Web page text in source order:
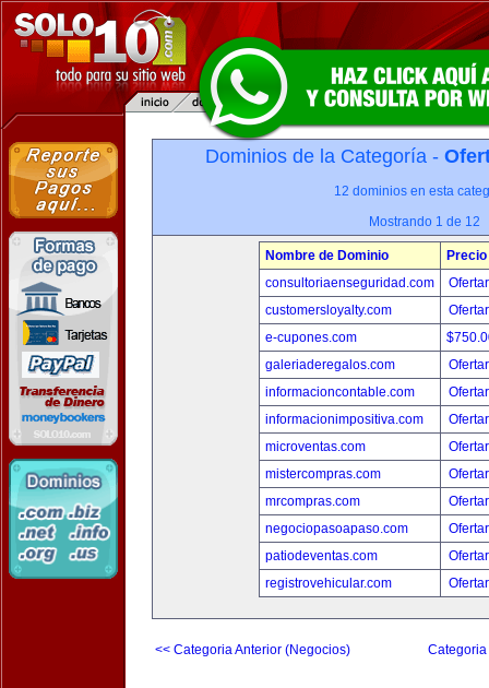
Dominios de la Categoría -
12 dominios en esta
Mostrando 1 de 12
Nombre de Dominio
Precio
consultoriaenseguridad.com
customersloyalty.com
e-cupones.com
galeriaderegalos.com
informacioncontable.com
informacionimpositiva.com
microventas.com
mistercompras.com
mrcompras.com
negociopasoapaso.com
patiodeventas.com
registrovehicular.com
<< Categoria Anterior (Negocios)